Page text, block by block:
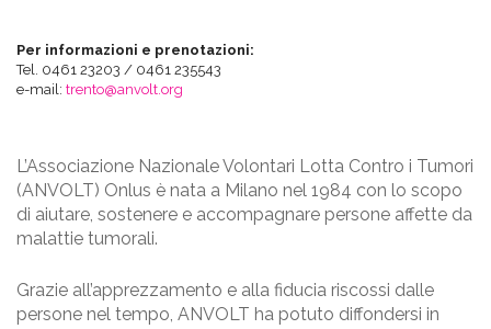
Per informazioni e prenotazioni:
Tel. 0461 23203 / 0461 235543
e-mail: trento@anvolt.org
L’Associazione Nazionale Volontari Lotta Contro i Tumori
(ANVOLT) Onlus è nata a Milano nel 1984 con lo scopo
di aiutare, sostenere e accompagnare persone affette da
malattie tumorali.
Grazie all’apprezzamento e alla fiducia riscossi dalle
persone nel tempo, ANVOLT ha potuto diffondersi in